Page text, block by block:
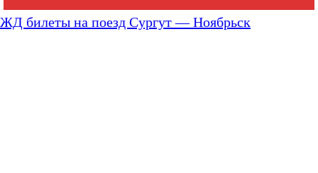
ЖД билеты на поезд Сургут — Ноябрьск